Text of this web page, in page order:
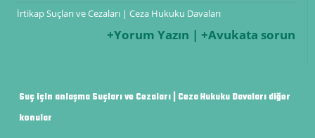
İrtikap Suçları ve Cezaları | Ceza Hukuku Davaları
+Yorum Yazın | +Avukata sorun
Suç için anlaşma Suçları ve Cezaları | Ceza Hukuku Davaları diğer
konular